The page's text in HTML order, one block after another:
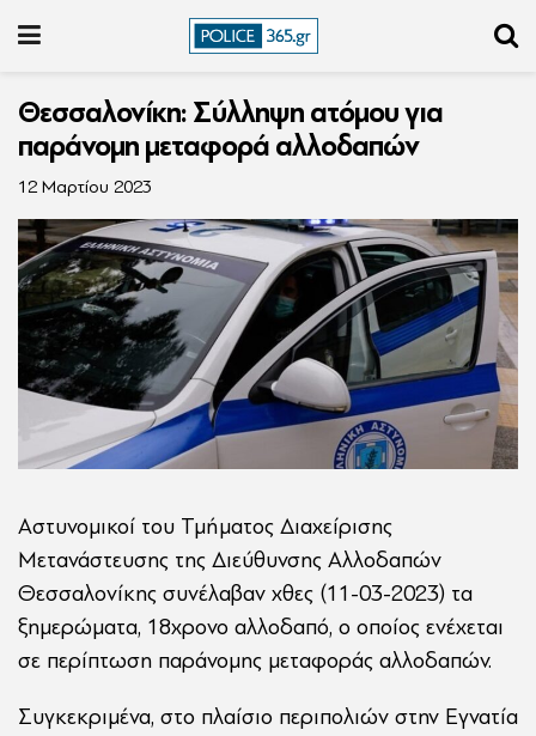
Θεσσαλονίκη: Σύλληψη ατόμου για
παράνομη μεταφορά αλλοδαπών
12 Μαρτίου 2023
Αστυνομικοί του Τμήματος Διαχείρισης
Μετανάστευσης της Διεύθυνσης Αλλοδαπών
Θεσσαλονίκης συνέλαβαν χθες (11-03-2023) τα
ξημερώματα, 18χρονο αλλοδαπό, ο οποίος ενέχεται
σε περίπτωση παράνομης μεταφοράς αλλοδαπών.
Συγκεκριμένα, στο πλαίσιο περιπολιών στην Εγνατία